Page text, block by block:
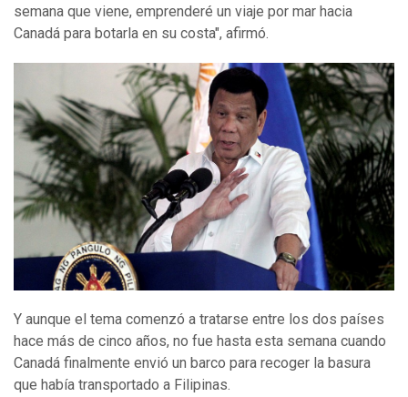
semana que viene, emprenderé un viaje por mar hacia
Canadá para botarla en su costa", afirmó.
Y aunque el tema comenzó a tratarse entre los dos países
hace más de cinco años, no fue hasta esta semana cuando
Canadá finalmente envió un barco para recoger la basura
que había transportado a Filipinas.